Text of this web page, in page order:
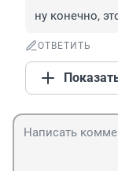
ну конечно,
ОТВЕТИТЬ